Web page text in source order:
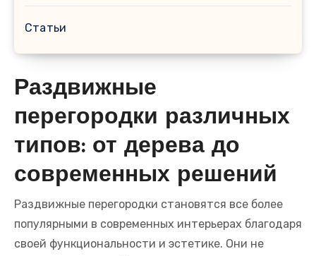
Статьи
Раздвижные
перегородки различных
типов: от дерева до
современных решений
Раздвижные перегородки становятся все более
популярными в современных интерьерах благодаря
своей функциональности и эстетике. Они не